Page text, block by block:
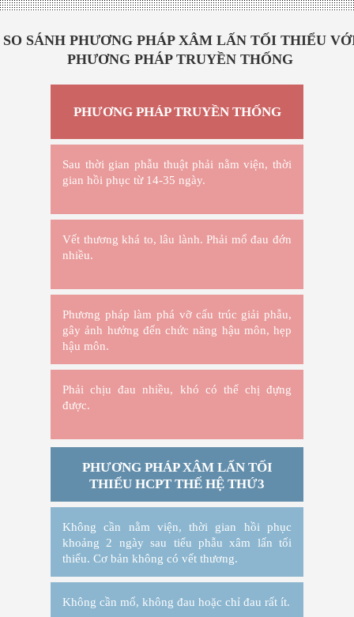
SO SÁNH PHƯƠNG PHÁP XÂM LẤN TỐI THIỂU
PHƯƠNG PHÁP TRUYỀN THỐNG
PHƯƠNG PHÁP TRUYỀN THỐNG
Sau thời gian phẫu thuật phải nằm viện, thời
gian hồi phục từ 14-35 ngày.
Vết thương khá to, lâu lành. Phải mổ đau đớn
nhiều.
Phương pháp làm phá vỡ cấu trúc giải phẫu,
gây ảnh hưởng đến chức năng hậu môn, hẹp
hậu môn.
Phải chịu đau nhiều, khó có thể chị đựng
được.
PHƯƠNG PHÁP XÂM LẤN TỐI
THIỂU HCPT THẾ HỆ THỨ3
Không cần nằm viện, thời gian hồi phục
khoảng 2 ngày sau tiểu phẫu xâm lấn tối
thiểu. Cơ bản không có vết thương.
Không cần mổ, không đau hoặc chỉ đau rất ít.